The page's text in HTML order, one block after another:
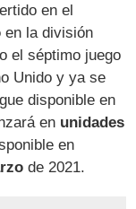
en el
en la división
el séptimo juego
Unido y ya se
disponible en
en unidades
en
de 2021.